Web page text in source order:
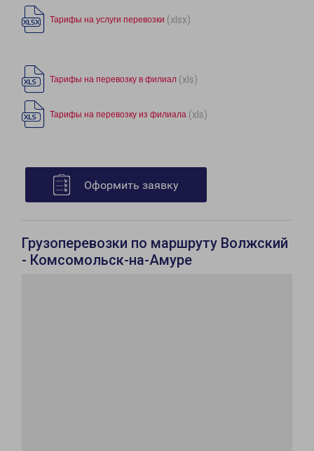
Тарифы на услуги перевозки (xlsx)
Тарифы на перевозку в филиал (xls)
Тарифы на перевозку из филиала (xls)
Оформить заявку
Грузоперевозки по маршруту Волжский
- Комсомольск-на-Амуре